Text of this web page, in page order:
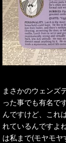
まさかのウェンズ
った事でも有名で
んですけど、これ
れているんですよ
は私まで(モヤモヤ